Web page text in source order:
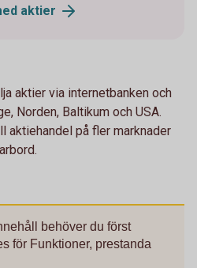
aktier
aktier via internetbanken och
Norden, Baltikum och USA.
aktiehandel på fler marknader
behöver du först
för Funktioner, prestanda